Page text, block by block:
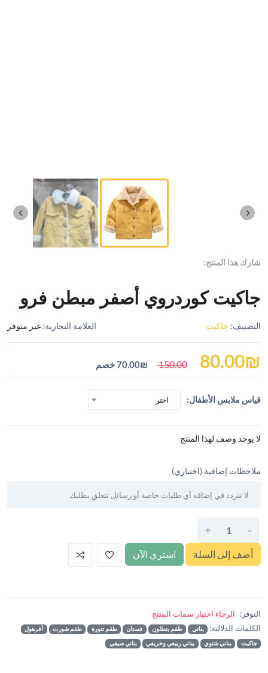
شارك هذا المنتج:
جاكيت كوردروي أصفر مبطن فرو
التصنيف: جاكيت العلامة التجارية: غير متوفر
80.00₪
150.00
70.00₪ خصم
قياس ملابس الأطفال: اختر
لا يوجد وصف لهذا المنتج
ملاحظات إضافية (اختياري)
-
+
أضف إلى السلة اشتري الآن
التوفر:
الرجاء اختيار سمات المنتج
الكلمات الدلالية:
بناتي طقم بنطلون فستان طقم تنورة طقم شورت
أفرهول
جاكيت
بناتي شتوي بناتي ربيعي وخريفي بناتي صيفي